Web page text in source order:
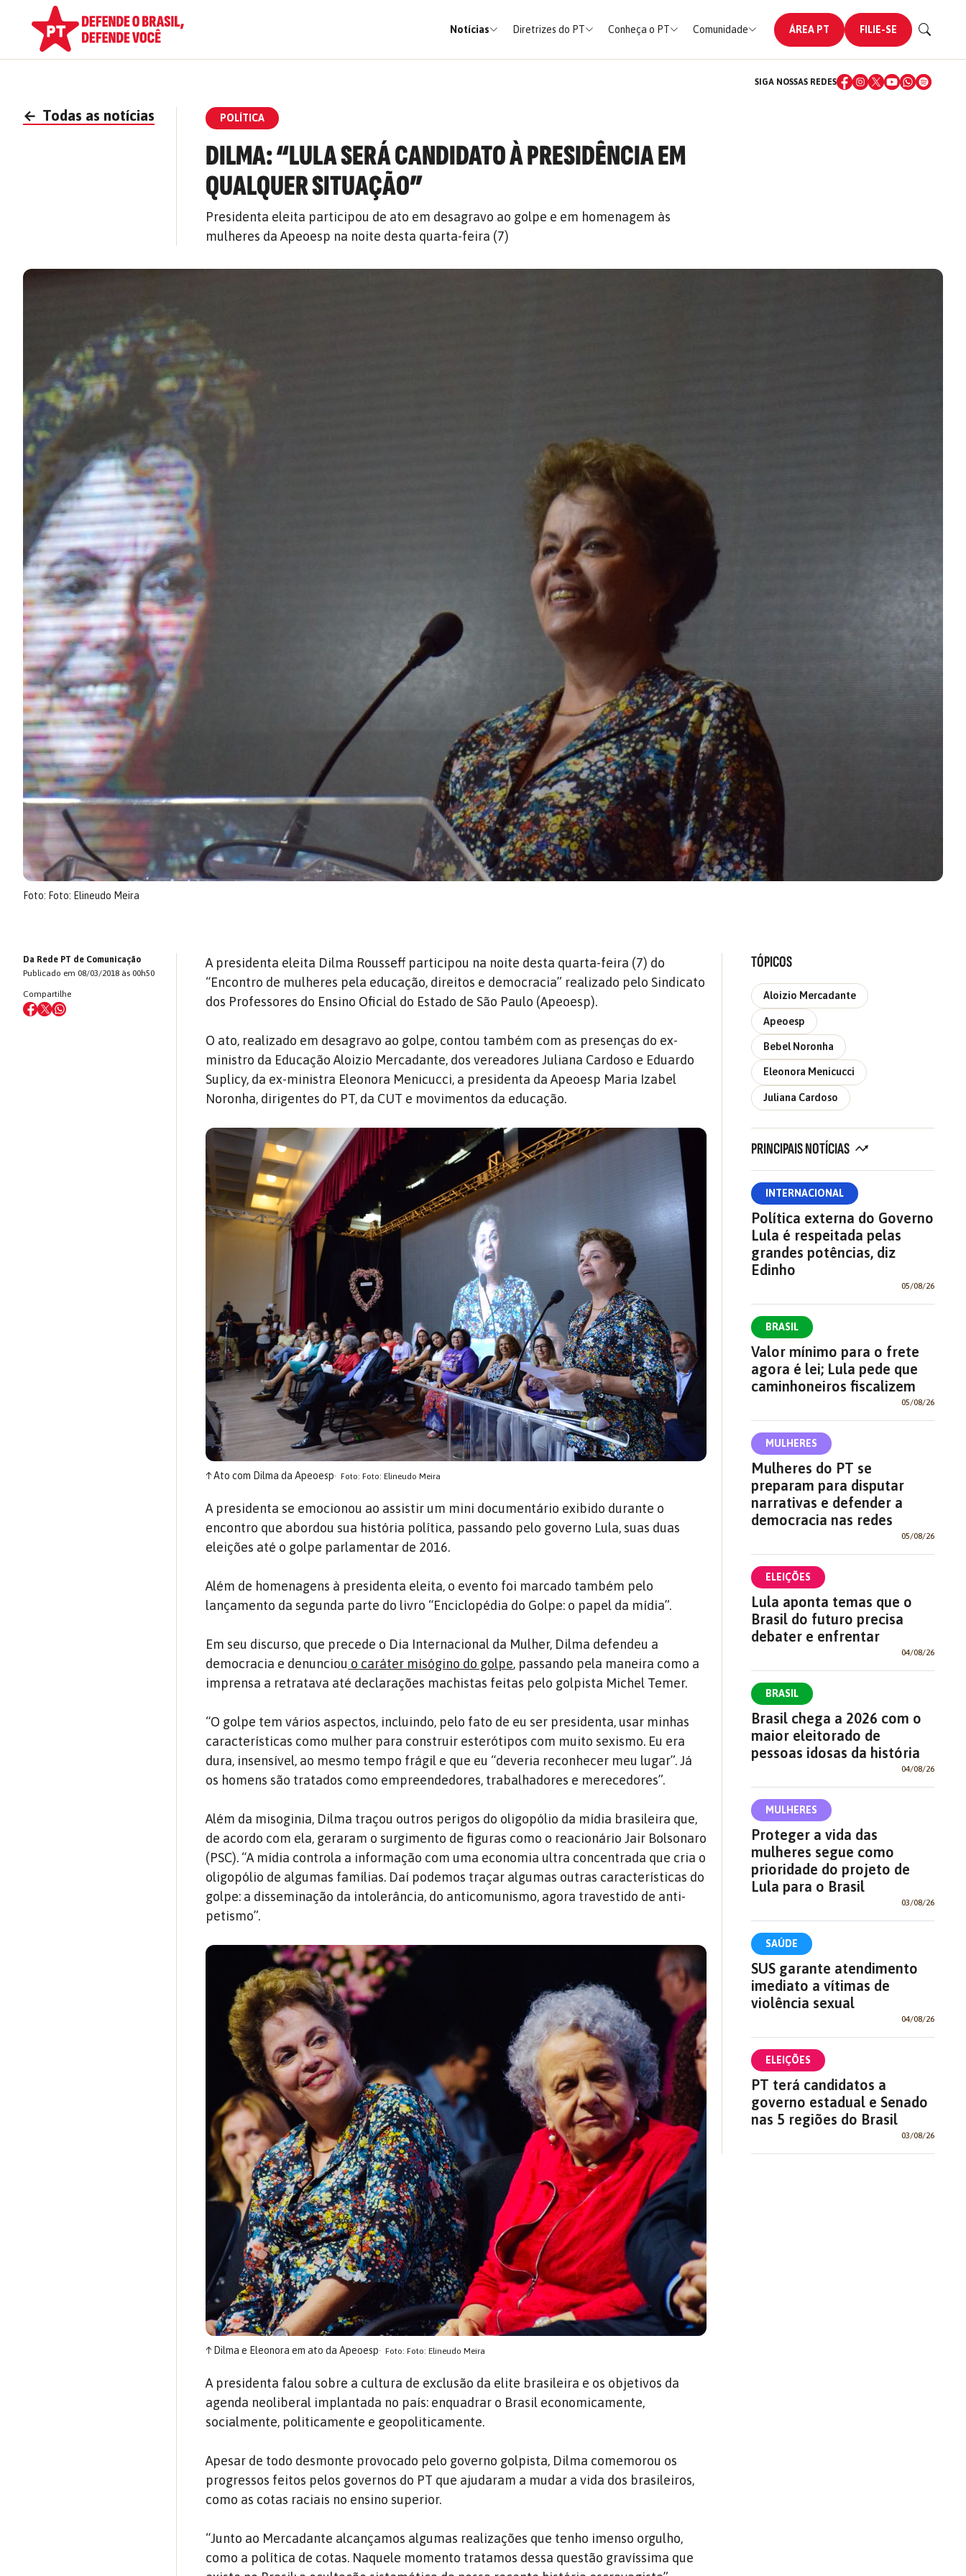
Notícias Diretrizes do PT Conheça o PT Comunidade ÁREA PT FILIE-SE
SIGA NOSSAS REDES
← Todas as notícias POLÍTICA
DILMA: “LULA SERÁ CANDIDATO À PRESIDÊNCIA EM
QUALQUER SITUAÇÃO”
Presidenta eleita participou de ato em desagravo ao golpe e em homenagem às
mulheres da Apeoesp na noite desta quarta-feira (7)
Foto: Foto: Elineudo Meira
Da Rede PT de Comunicação
Publicado em 08/03/2018 às 00h50
Compartilhe
A presidenta eleita Dilma Rousseff participou na noite desta quarta-feira (7) do
“Encontro de mulheres pela educação, direitos e democracia” realizado pelo Sindicato
dos Professores do Ensino Oficial do Estado de São Paulo (Apeoesp).
O ato, realizado em desagravo ao golpe, contou também com as presenças do ex-
ministro da Educação Aloizio Mercadante, dos vereadores Juliana Cardoso e Eduardo
Suplicy, da ex-ministra Eleonora Menicucci, a presidenta da Apeoesp Maria Izabel
Noronha, dirigentes do PT, da CUT e movimentos da educação.
↑Ato com Dilma da Apeoesp Foto: Foto: Elineudo Meira
A presidenta se emocionou ao assistir um mini documentário exibido durante o
encontro que abordou sua história política, passando pelo governo Lula, suas duas
eleições até o golpe parlamentar de 2016.
Além de homenagens à presidenta eleita, o evento foi marcado também pelo
lançamento da segunda parte do livro “Enciclopédia do Golpe: o papel da mídia”.
Em seu discurso, que precede o Dia Internacional da Mulher, Dilma defendeu a
democracia e denunciou o caráter misógino do golpe, passando pela maneira como a
imprensa a retratava até declarações machistas feitas pelo golpista Michel Temer.
“O golpe tem vários aspectos, incluindo, pelo fato de eu ser presidenta, usar minhas
características como mulher para construir esterótipos com muito sexismo. Eu era
dura, insensível, ao mesmo tempo frágil e que eu “deveria reconhecer meu lugar”. Já
os homens são tratados como empreendedores, trabalhadores e merecedores”.
Além da misoginia, Dilma traçou outros perigos do oligopólio da mídia brasileira que,
de acordo com ela, geraram o surgimento de figuras como o reacionário Jair Bolsonaro
(PSC). “A mídia controla a informação com uma economia ultra concentrada que cria o
oligopólio de algumas famílias. Daí podemos traçar algumas outras características do
golpe: a disseminação da intolerância, do anticomunismo, agora travestido de anti-
petismo”.
↑Dilma e Eleonora em ato da Apeoesp Foto: Foto: Elineudo Meira
A presidenta falou sobre a cultura de exclusão da elite brasileira e os objetivos da
agenda neoliberal implantada no país: enquadrar o Brasil economicamente,
socialmente, politicamente e geopoliticamente.
Apesar de todo desmonte provocado pelo governo golpista, Dilma comemorou os
progressos feitos pelos governos do PT que ajudaram a mudar a vida dos brasileiros,
como as cotas raciais no ensino superior.
“Junto ao Mercadante alcançamos algumas realizações que tenho imenso orgulho,
como a política de cotas. Naquele momento tratamos dessa questão gravíssima que
TÓPICOS
Aloizio Mercadante
Apeoesp
Bebel Noronha
Eleonora Menicucci
Juliana Cardoso
PRINCIPAIS NOTÍCIAS
INTERNACIONAL
Política externa do Governo
Lula é respeitada pelas
grandes potências, diz
Edinho
05/08/26
BRASIL
Valor mínimo para o frete
agora é lei; Lula pede que
caminhoneiros fiscalizem
05/08/26
MULHERES
Mulheres do PT se
preparam para disputar
narrativas e defender a
democracia nas redes
05/08/26
ELEIÇÕES
Lula aponta temas que o
Brasil do futuro precisa
debater e enfrentar
04/08/26
BRASIL
Brasil chega a 2026 com o
maior eleitorado de
pessoas idosas da história
04/08/26
MULHERES
Proteger a vida das
mulheres segue como
prioridade do projeto de
Lula para o Brasil
03/08/26
SAÚDE
SUS garante atendimento
imediato a vítimas de
violência sexual
04/08/26
ELEIÇÕES
PT terá candidatos a
governo estadual e Senado
nas 5 regiões do Brasil
03/08/26